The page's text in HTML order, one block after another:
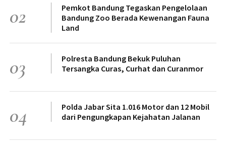
02
Pemkot Bandung Tegaskan Pengelolaan
Bandung Zoo Berada Kewenangan Fauna
Land
03
Polresta Bandung Bekuk Puluhan
Tersangka Curas, Curhat dan Curanmor
04
Polda Jabar Sita 1.016 Motor dan 12 Mobil
dari Pengungkapan Kejahatan Jalanan